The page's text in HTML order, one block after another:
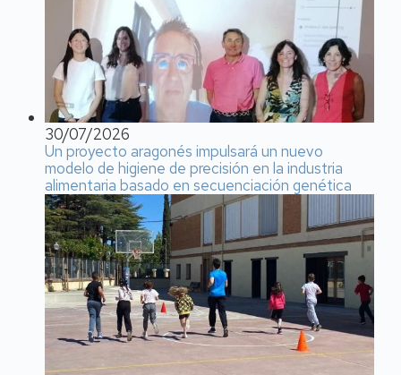
30/07/2026
Un proyecto aragonés impulsará un nuevo
modelo de higiene de precisión en la industria
alimentaria basado en secuenciación genética